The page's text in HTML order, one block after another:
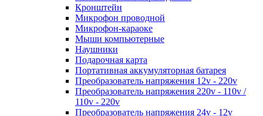
Кронштейн
Микрофон проводной
Микрофон-караоке
Мыши компьютерные
Наушники
Подарочная карта
Портативная аккумуляторная батарея
Преобразователь напряжения 12v - 220v
Преобразователь напряжения 220v - 110v /
110v - 220v
Преобразователь напряжения 24v - 12v